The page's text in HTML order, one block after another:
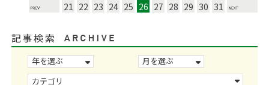
21 22 23 24 25 26 27 28 29 30 31
記事検索